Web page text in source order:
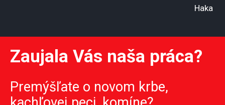
Haka
Zaujala Vás naša práca?
Premýšľate o novom krbe,